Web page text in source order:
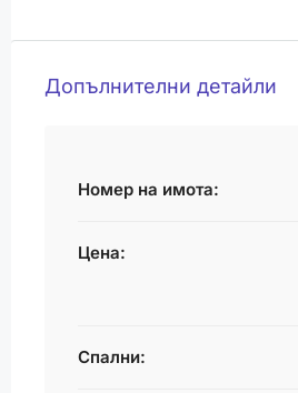
Допълнителни детайли
Номер на имота:
Цена:
Спални: